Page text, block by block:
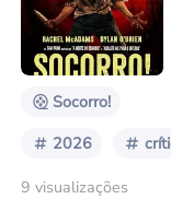
melhor ainda é
em poucos
pontos dos
Socorro!
2026
9 visualizações